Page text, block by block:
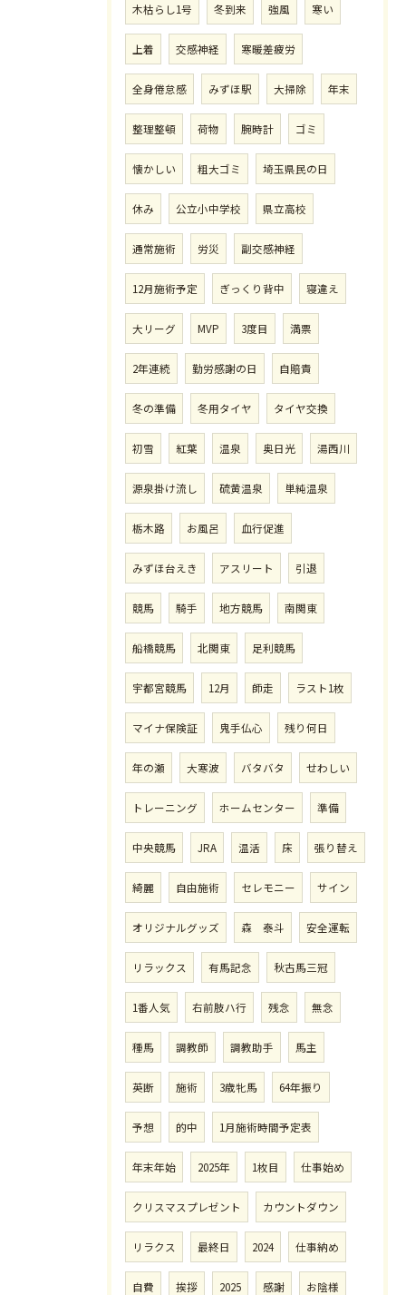
木枯らし1号 冬到来 強風 寒い
上着 交感神経 寒暖差疲労
全身倦怠感 みずほ駅 大掃除 年末
整理整頓 荷物 腕時計 ゴミ
懐かしい 粗大ゴミ 埼玉県民の日
休み 公立小中学校 県立高校
通常施術 労災 副交感神経
12月施術予定 ぎっくり背中 寝違え
大リーグ MVP 3度目 満票
2年連続 勤労感謝の日 自賠責
冬の準備 冬用タイヤ タイヤ交換
初雪 紅葉 温泉 奥日光 湯西川
源泉掛け流し 硫黄温泉 単純温泉
栃木路 お風呂 血行促進
みずほ台えき アスリート 引退
競馬 騎手 地方競馬 南関東
船橋競馬 北関東 足利競馬
宇都宮競馬 12月 師走 ラスト1枚
マイナ保険証 鬼手仏心 残り何日
年の瀬 大寒波 バタバタ せわしい
トレーニング ホームセンター 準備
中央競馬 JRA 温活 床 張り替え
綺麗 自由施術 セレモニー サイン
オリジナルグッズ 森 泰斗 安全運転
リラックス 有馬記念 秋古馬三冠
1番人気 右前肢ハ行 残念 無念
種馬 調教師 調教助手 馬主
英断 施術 3歳牝馬 64年振り
予想 的中 1月施術時間予定表
年末年始 2025年 1枚目 仕事始め
クリスマスプレゼント カウントダウン
リラクス 最終日 2024 仕事納め
自費 挨拶 2025 感謝 お陰様